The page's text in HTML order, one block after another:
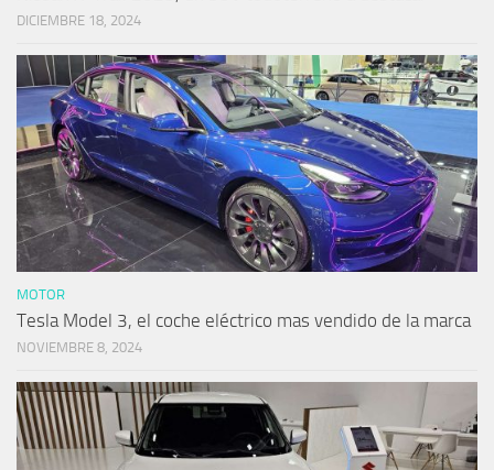
DICIEMBRE 18, 2024
MOTOR
Tesla Model 3, el coche eléctrico mas vendido de la marca
NOVIEMBRE 8, 2024